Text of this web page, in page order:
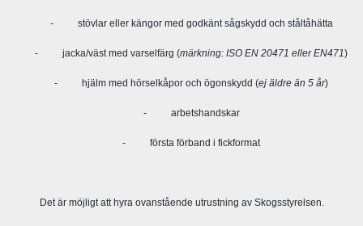
- stövlar eller kängor med godkänt sågskydd och ståltåhätta
- jacka/väst med varselfärg (märkning: ISO EN 20471 eller EN471)
- hjälm med hörselkåpor och ögonskydd (ej äldre än 5 år)
- arbetshandskar
- första förband i fickformat
Det är möjligt att hyra ovanstående utrustning av Skogsstyrelsen.